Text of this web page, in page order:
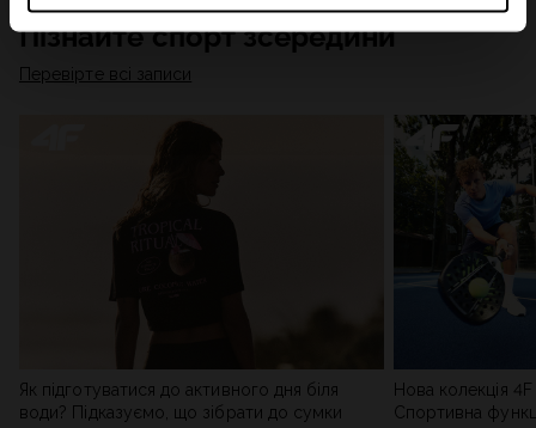
відповідної онлайн-реклами, проведення аналітики,
відповідності вмісту та вдосконалення рішень, які
пропонують наші партнери (наприклад, соціальні
мережі). Детальну інформацію можна знайти в нашій
та в розділі «Деталі».
Пізнайте спорт зсередини
Перевірте всі записи
Як підготуватися до активного дня біля
води? Підказуємо, що зібрати до сумки
Нова колекція
Спортивна